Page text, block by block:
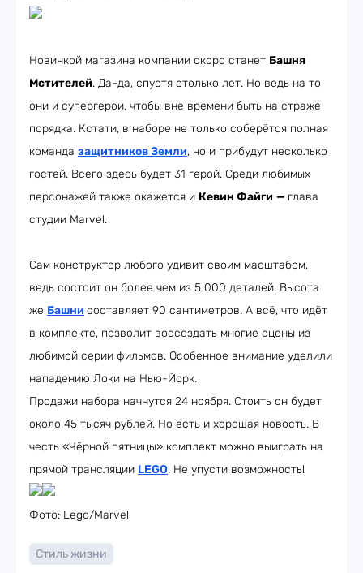
Новинкой магазина компании скоро станет Башня
Мстителей. Да-да, спустя столько лет. Но ведь на то
они и супергерои, чтобы вне времени быть на страже
порядка. Кстати, в наборе не только соберётся полная
команда защитников Земли, но и прибудут несколько
гостей. Всего здесь будет 31 герой. Среди любимых
персонажей также окажется и Кевин Файги — глава
студии Marvel.
Сам конструктор любого удивит своим масштабом,
ведь состоит он более чем из 5 000 деталей. Высота
же Башни составляет 90 сантиметров. А всё, что идёт
в комплекте, позволит воссоздать многие сцены из
любимой серии фильмов. Особенное внимание уделили
нападению Локи на Нью-Йорк.
Продажи набора начнутся 24 ноября. Стоить он будет
около 45 тысяч рублей. Но есть и хорошая новость. В
честь «Чёрной пятницы» комплект можно выиграть на
прямой трансляции LEGO. Не упусти возможность!
Фото: Lego/Marvel
Стиль жизни